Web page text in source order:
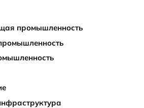
промышленность